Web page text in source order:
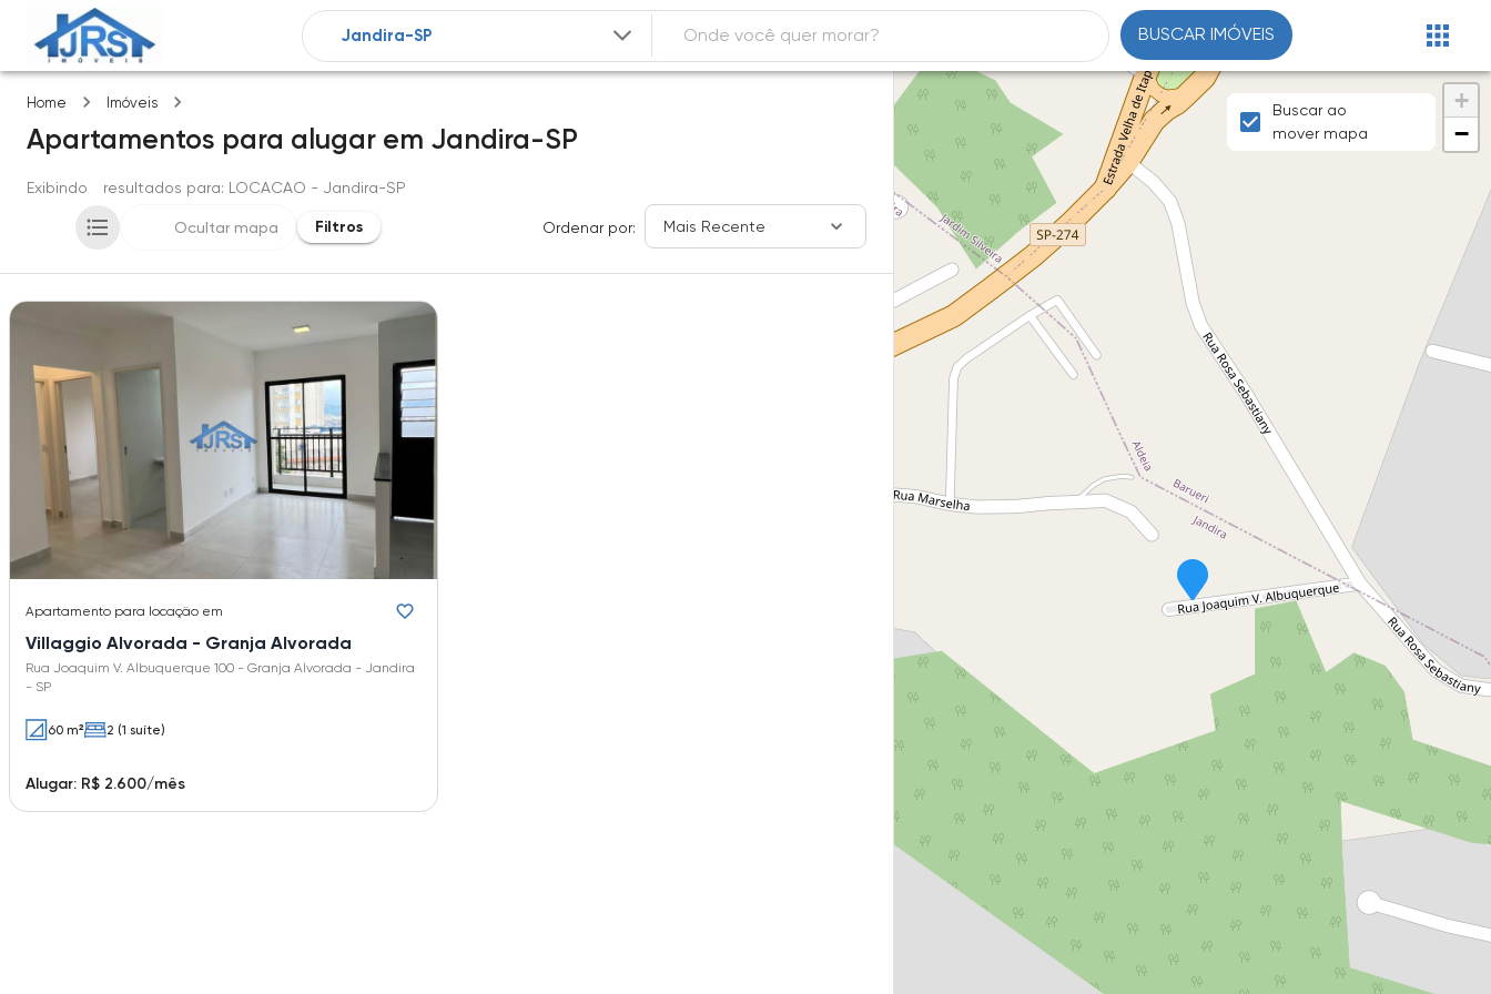
BUSCAR IMÓVEIS
Home Imóveis
Apartamentos para alugar em Jandira-SP
Exibindo resultados para: LOCACAO - Jandira-SP
Ocultar mapa Filtros Ordenar por: Mais Recente
Apartamento para locação em
Villaggio Alvorada - Granja Alvorada
Rua Joaquim V. Albuquerque 100 - Granja Alvorada - Jandira
- SP
60 m² 2 (1 suíte)
Alugar: R$ 2.600/mês
+
−
Buscar ao
mover mapa